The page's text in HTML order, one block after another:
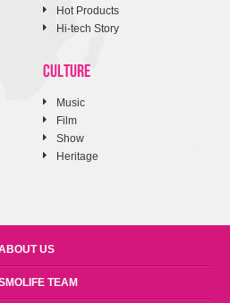
Hot Products
Hi-tech Story
CULTURE
Music
Film
Show
Heritage
US
TEAM